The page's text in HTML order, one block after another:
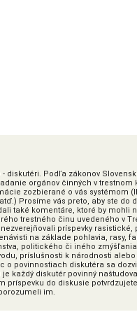
diskutéri. Podľa zákonov
orgánov činných v trestnom
zozbierané o vás systémom
Prosíme vás preto, aby ste do
také komentáre, ktoré by mohli
trestného činu uvedeného v
príspevky
na základe pohlavia, rasy,
politického či iného
príslušnosti k národnosti
o povinnostiach diskutéra sa
je každý diskutér povinný
príspevku do diskusie
im.